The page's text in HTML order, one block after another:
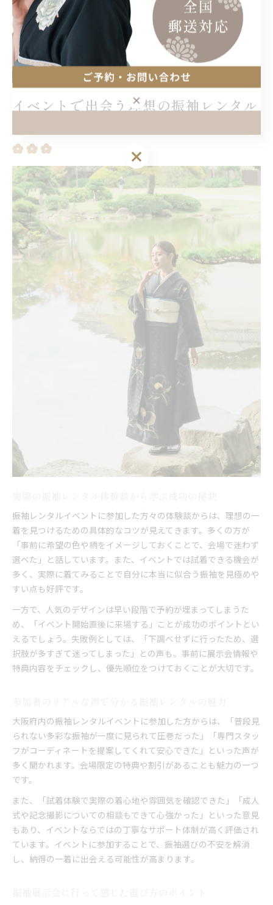
最終的には「自分が納得できるかどうか」が最大の決め手です。
予算・デザイン・サービス内容を総合的に比較し、必要なら家族
や友人とも相談しながら、後悔のない振袖レンタル選びを目指し
ましょう。
イベントで出会う理想の振袖レンタル
振袖レンタルイベントに参加した方々の体験談からは、理想の一
着を見つけるための具体的なコツが見えてきます。多くの方が
「事前に希望の色や柄をイメージしておくことで、会場で迷わず
選べた」と話しています。また、イベントでは試着できる機会が
多く、実際に着てみることで自分に本当に似合う振袖を見極めや
すい点も好評です。
一方で、人気のデザインは早い段階で予約が埋まってしまうた
め、「イベント開始直後に来場する」ことが成功のポイントとい
えるでしょう。失敗例としては、「下調べせずに行ったため、選
択肢が多すぎて迷ってしまった」との声も。事前に展示会情報や
特典内容をチェックし、優先順位をつけておくことが大切です。
大阪府内の振袖レンタルイベントに参加した方からは、「普段見
られない多彩な振袖が一度に見られて圧巻だった」「専門スタッ
フがコーディネートを提案してくれて安心できた」といった声が
多く聞かれます。会場限定の特典や割引があることも魅力の一つ
です。
また、「試着体験で実際の着心地や雰囲気を確認できた」「成人
式や記念撮影についての相談もできて心強かった」といった意見
もあり、イベントならではの丁寧なサポート体制が高く評価され
ています。イベントに参加することで、振袖選びの不安を解消
し、納得の一着に出会える可能性が高まります。